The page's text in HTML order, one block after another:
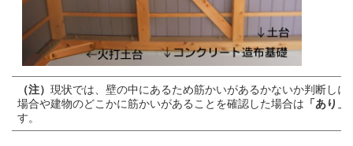
（注） 現状では、壁の中にあるため筋かいがあるかないか判断し
場合や建物のどこかに筋かいがあることを確認した場合は 「あり」
す。